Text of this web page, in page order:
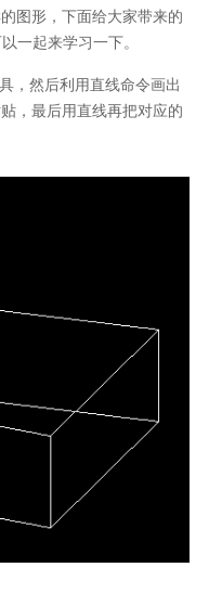
图形，下面给大家带来的
一起来学习一下。
，然后利用直线命令画出
，最后用直线再把对应的